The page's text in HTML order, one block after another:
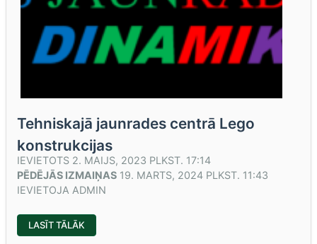
Tehniskajā jaunrades centrā Lego
konstrukcijas
IEVIETOTS 2. MAIJS, 2023 PLKST. 17:14
PĒDĒJĀS IZMAIŅAS 19. MARTS, 2024 PLKST. 11:43
IEVIETOJA ADMIN
LASĪT TĀLĀK
JAUNRADES